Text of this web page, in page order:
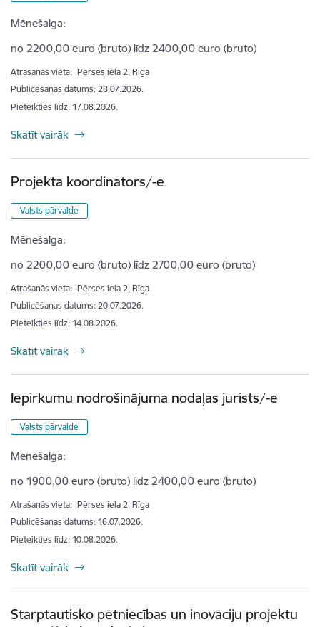
Mēnešalga:
no 2200,00 euro (bruto) līdz 2400,00 euro (bruto)
Atrašanās vieta: Pērses iela 2, Rīga
Publicēšanas datums: 28.07.2026.
Pieteikties līdz: 17.08.2026.
Skatīt vairāk
Projekta koordinators/-e
Valsts pārvalde
Mēnešalga:
no 2200,00 euro (bruto) līdz 2700,00 euro (bruto)
Atrašanās vieta: Pērses iela 2, Rīga
Publicēšanas datums: 20.07.2026.
Pieteikties līdz: 14.08.2026.
Skatīt vairāk
Iepirkumu nodrošinājuma nodaļas jurists/-e
Valsts pārvalde
Mēnešalga:
no 1900,00 euro (bruto) līdz 2400,00 euro (bruto)
Atrašanās vieta: Pērses iela 2, Rīga
Publicēšanas datums: 16.07.2026.
Pieteikties līdz: 10.08.2026.
Skatīt vairāk
Starptautisko pētniecības un inovāciju projektu